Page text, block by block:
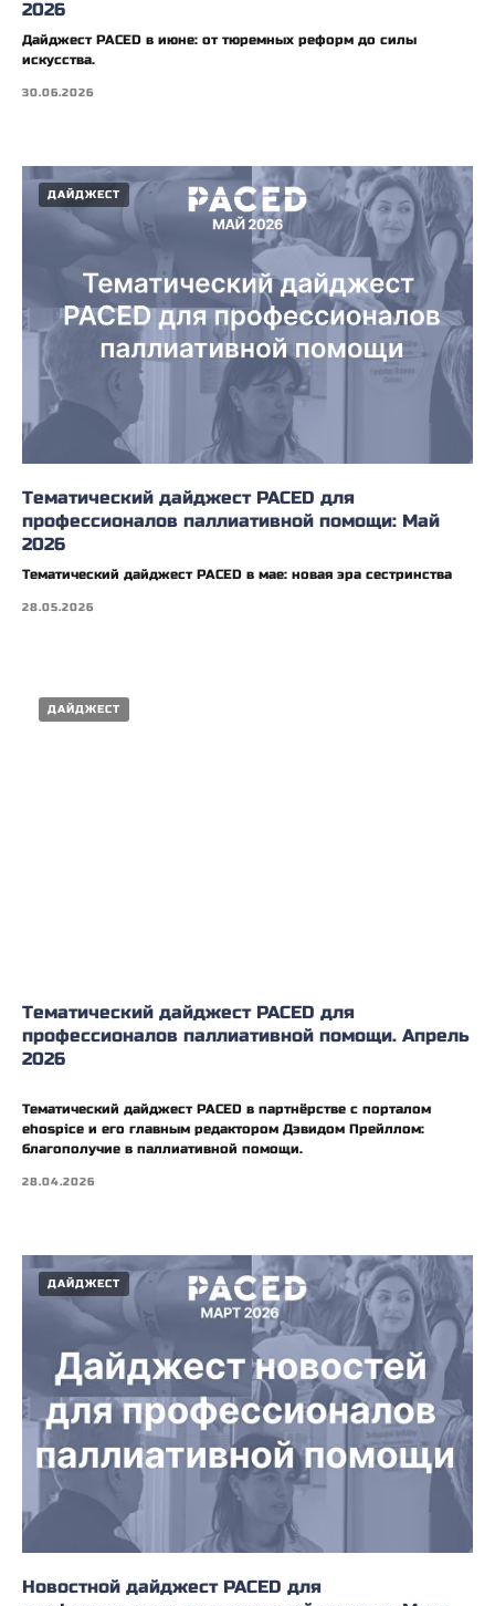
2026
Дайджест PACED в июне: от тюремных реформ до силы
искусства.
30.06.2026
ДАЙДЖЕСТ
Тематический дайджест PACED для
профессионалов паллиативной помощи: Май
2026
Тематический дайджест PACED в мае: новая эра сестринства
28.05.2026
ДАЙДЖЕСТ
Тематический дайджест PACED для
профессионалов паллиативной помощи. Апрель
2026
Тематический дайджест PACED в партнёрстве с порталом
ehospice и его главным редактором Дэвидом Прейллом:
благополучие в паллиативной помощи.
28.04.2026
ДАЙДЖЕСТ
Новостной дайджест PACED для